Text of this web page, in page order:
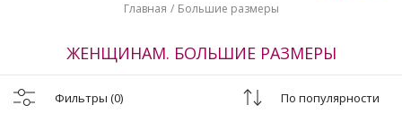
Главная Большие размеры
ЖЕНЩИНАМ. БОЛЬШИЕ РАЗМЕРЫ
Фильтры (0) По популярности